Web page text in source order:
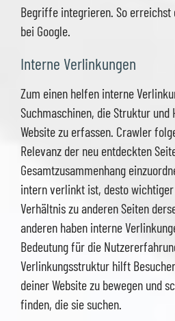
Begriffe integrieren. So erreichst
bei Google.
Interne Verlinkungen
Zum einen helfen interne
Suchmaschinen, die Struktur
Website zu erfassen. Crawler
Relevanz der neu entdeckten
Gesamtzusammenhang
intern verlinkt ist, desto
Verhältnis zu anderen Seiten
anderen haben interne
Bedeutung für die
Verlinkungsstruktur hilft
deiner Website zu bewegen und
finden, die sie suchen.